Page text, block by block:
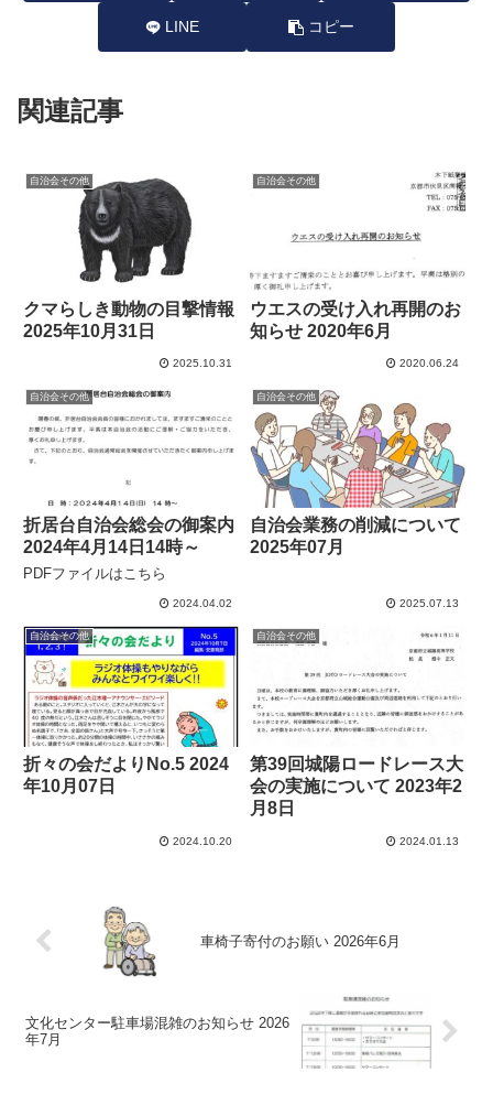
LINE コピー
関連記事
自治会その他
クマらしき動物の目撃情報
2025年10月31日
2025.10.31
自治会その他
ウエスの受け入れ再開のお
知らせ 2020年6月
2020.06.24
自治会その他
折居台自治会総会の御案内
2024年4月14日14時～
PDFファイルはこちら
2024.04.02
自治会その他
自治会業務の削減について
2025年07月
2025.07.13
自治会その他
折々の会だよりNo.5 2024
年10月07日
2024.10.20
自治会その他
第39回城陽ロードレース大
会の実施について 2023年2
月8日
2024.01.13
車椅子寄付のお願い 2026年6月
文化センター駐車場混雑のお知らせ 2026
年7月